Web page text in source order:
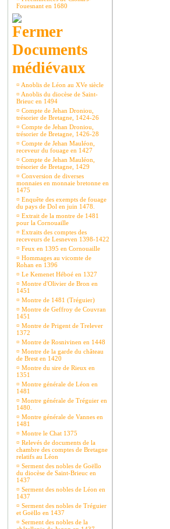
Fouesnant en 1680
Documents
médiévaux
¤ Anoblis de Léon au XVe siècle
¤ Anoblis du diocèse de Saint-
Brieuc en 1494
¤ Compte de Jehan Droniou,
trésorier de Bretagne, 1424-26
¤ Compte de Jehan Droniou,
trésorier de Bretagne, 1426-28
¤ Compte de Jehan Mauléon,
receveur du fouage en 1427
¤ Compte de Jehan Mauléon,
trésorier de Bretagne, 1429
¤ Conversion de diverses
monnaies en monnaie bretonne en
1475
¤ Enquête des exempts de fouage
du pays de Dol en juin 1478.
¤ Extrait de la montre de 1481
pour la Cornouaille
¤ Extraits des comptes des
receveurs de Lesneven 1398-1422
¤ Feux en 1395 en Cornouaille
¤ Hommages au vicomte de
Rohan en 1396
¤ Le Kemenet Héboé en 1327
¤ Montre d'Olivier de Bron en
1451
¤ Montre de 1481 (Tréguier)
¤ Montre de Geffroy de Couvran
1451
¤ Montre de Prigent de Trelever
1372
¤ Montre de Rosnivinen en 1448
¤ Montre de la garde du château
de Brest en 1420
¤ Montre du sire de Rieux en
1351
¤ Montre générale de Léon en
1481
¤ Montre générale de Tréguier en
1480.
¤ Montre générale de Vannes en
1481
¤ Montre le Chat 1375
¤ Relevés de documents de la
chambre des comptes de Bretagne
relatifs au Léon
¤ Serment des nobles de Goëllo
du diocèse de Saint-Brieuc en
1437
¤ Serment des nobles de Léon en
1437
¤ Serment des nobles de Tréguier
et Goëllo en 1437
¤ Serment des nobles de la